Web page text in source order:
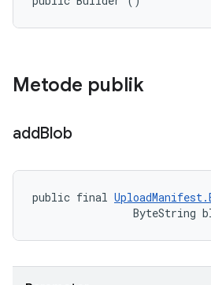
Metode publik
addBlob
public final
ByteString